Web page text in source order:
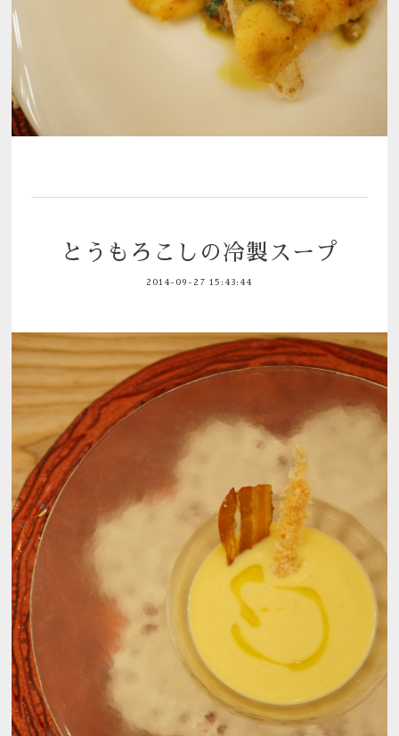
とうもろこしの冷製スープ
2014-09-27 15:43:44